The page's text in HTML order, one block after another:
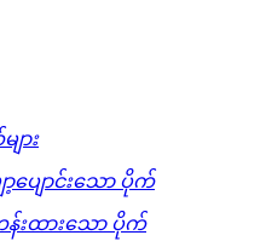
ျား
ာ့ပျောင်းသော ပိုက်
န်းထားသော ပိုက်